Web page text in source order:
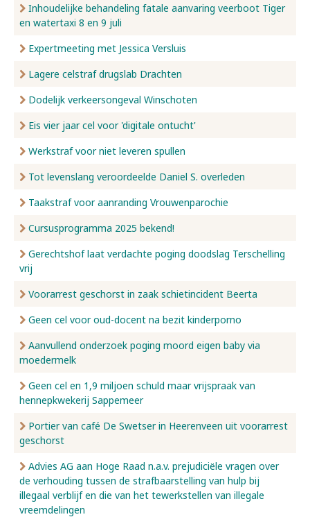
Inhoudelijke behandeling fatale aanvaring veerboot Tiger
en watertaxi 8 en 9 juli
Expertmeeting met Jessica Versluis
Lagere celstraf drugslab Drachten
Dodelijk verkeersongeval Winschoten
Eis vier jaar cel voor 'digitale ontucht'
Werkstraf voor niet leveren spullen
Tot levenslang veroordeelde Daniel S. overleden
Taakstraf voor aanranding Vrouwenparochie
Cursusprogramma 2025 bekend!
Gerechtshof laat verdachte poging doodslag Terschelling
vrij
Voorarrest geschorst in zaak schietincident Beerta
Geen cel voor oud-docent na bezit kinderporno
Aanvullend onderzoek poging moord eigen baby via
moedermelk
Geen cel en 1,9 miljoen schuld maar vrijspraak van
hennepkwekerij Sappemeer
Portier van café De Swetser in Heerenveen uit voorarrest
geschorst
Advies AG aan Hoge Raad n.a.v. prejudiciële vragen over
de verhouding tussen de strafbaarstelling van hulp bij
illegaal verblijf en die van het tewerkstellen van illegale
vreemdelingen